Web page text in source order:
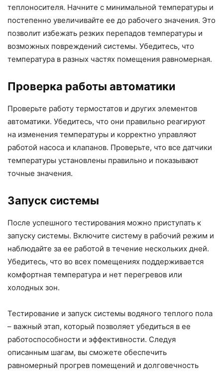
теплоносителя. Начните с минимальной температуры и
постепенно увеличивайте ее до рабочего значения. Это
позволит избежать резких перепадов температуры и
возможных повреждений системы. Убедитесь, что
температура в разных частях помещения равномерная.
Проверка работы автоматики
Проверьте работу термостатов и других элементов
автоматики. Убедитесь, что они правильно реагируют
на изменения температуры и корректно управляют
работой насоса и клапанов. Проверьте, что все датчики
температуры установлены правильно и показывают
точные значения.
Запуск системы
После успешного тестирования можно приступать к
запуску системы. Включите систему в рабочий режим и
наблюдайте за ее работой в течение нескольких дней.
Убедитесь, что во всех помещениях поддерживается
комфортная температура и нет перегревов или
холодных зон.
Тестирование и запуск системы водяного теплого пола
– важный этап, который позволяет убедиться в ее
работоспособности и эффективности. Следуя
описанным шагам, вы сможете обеспечить
равномерный прогрев помещений и долговечность